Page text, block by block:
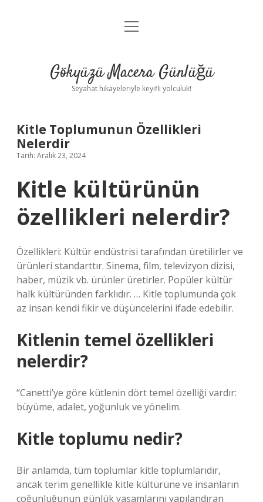
Anasayfa
Yasal Uyarı
menüyü
Gökyüzü Macera Günlüğü
Seyahat hikayeleriyle keyifli yolculuk!
Kitle Toplumunun Özellikleri
Nelerdir
Tarih: Aralık 23, 2024
Kitle kültürünün
özellikleri nelerdir?
Özellikleri: Kültür endüstrisi tarafından üretilirler ve
ürünleri standarttır. Sinema, film, televizyon dizisi,
haber, müzik vb. ürünler üretirler. Popüler kültür
halk kültüründen farklıdır. … Kitle toplumunda çok
az insan kendi fikir ve düşüncelerini ifade edebilir.
Kitlenin temel özellikleri
nelerdir?
“Canetti’ye göre kütlenin dört temel özelliği vardır:
büyüme, adalet, yoğunluk ve yönelim.
Kitle toplumu nedir?
Bir anlamda, tüm toplumlar kitle toplumlarıdır,
ancak terim genellikle kitle kültürüne ve insanların
çoğunluğunun günlük yaşamlarını yapılandıran